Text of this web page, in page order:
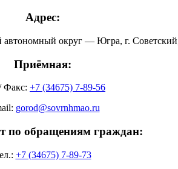
Адрес:
округ — Югра, г.
Приёмная:
Факс: +7 (34675) 7-89-56
gorod@sovrnhmao.ru
по обращениям граждан:
+7 (34675) 7-89-73